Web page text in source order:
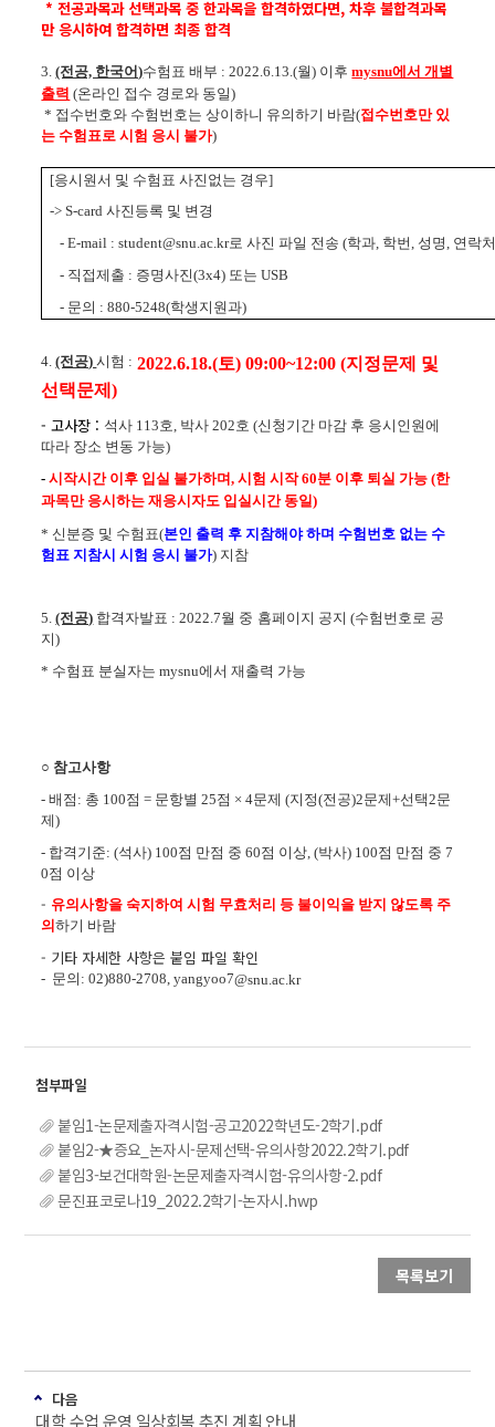
* 전공과목과선택과목 중한과목을 합격하였다면, 차후 불합격과목
만 응시하여 합격하면 최종 합격
3.(전공, 한국어)수험표 배부 : 2022.6.13.(월) 이후mysnu에서 개별
출력 (온라인 접수 경로와 동일)
* 접수번호와 수험번호는 상이하니 유의하기 바람(접수번호만 있
는 수험표로 시험 응시 불가)
[응시원서 및 수험표 사진없는 경우]
-> S-card사진등록 및 변경
- E-mail : student@snu.ac.kr로 사진 파일 전송(학과, 학번, 성명, 연락
- 직접제출 : 증명사진(3x4) 또는USB
- 문의 : 880-5248(학생지원과)
4.(전공)시험 : 2022.6.18.(토) 09:00~12:00 (지정문제 및
선택문제)
- 고사장 : 석사 113호, 박사202호 (신청기간 마감 후 응시인원에
따라 장소 변동 가능)
- 시작시간 이후 입실 불가하며, 시험 시작 60분 이후 퇴실 가능 (한
과목만 응시하는 재응시자도 입실시간 동일)
* 신분증 및 수험표(본인 출력 후 지참해야 하며 수험번호 없는 수
험표 지참시 시험 응시 불가) 지참
5.(전공) 합격자발표 : 2022.7월 중 홈페이지 공지 (수험번호로 공
지)
* 수험표 분실자는 mysnu에서 재출력 가능
○ 참고사항
- 배점: 총 100점 = 문항별 25점 × 4문제 (지정(전공)2문제+선택2문
제)
- 합격기준: (석사) 100점 만점 중 60점 이상, (박사) 100점 만점 중 7
0점 이상
- 유의사항을 숙지하여 시험 무효처리 등 불이익을 받지 않도록 주
의하기 바람
- 기타 자세한 사항은 붙임 파일 확인
- 문의: 02)880-2708, yangyoo7@snu.ac.kr
붙임1-논문제출자격시험-공고2022학년도-2학기.pdf
붙임2-★증요_논자시-문제선택-유의사항2022.2학기.pdf
붙임3-보건대학원-논문제출자격시험-유의사항-2.pdf
문진표코로나19_2022.2학기-논자시.hwp
목록보기
다음
대학 수업 운영 일상회복 추진 계획 안내